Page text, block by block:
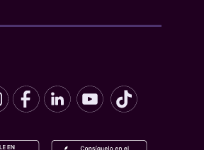
23 de abril de 2026